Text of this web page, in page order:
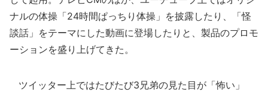
ナルの体操「24時間ぱっちり体操」を披露したり、「怪
談話」をテーマにした動画に登場したりと、製品のプロモ
ーションを盛り上げてきた。
ツイッター上ではたびたび3兄弟の見た目が「怖い」